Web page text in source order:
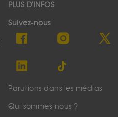
PLUS D'INFOS
Suivez-nous
Parutions dans les médias
Qui sommes-nous ?